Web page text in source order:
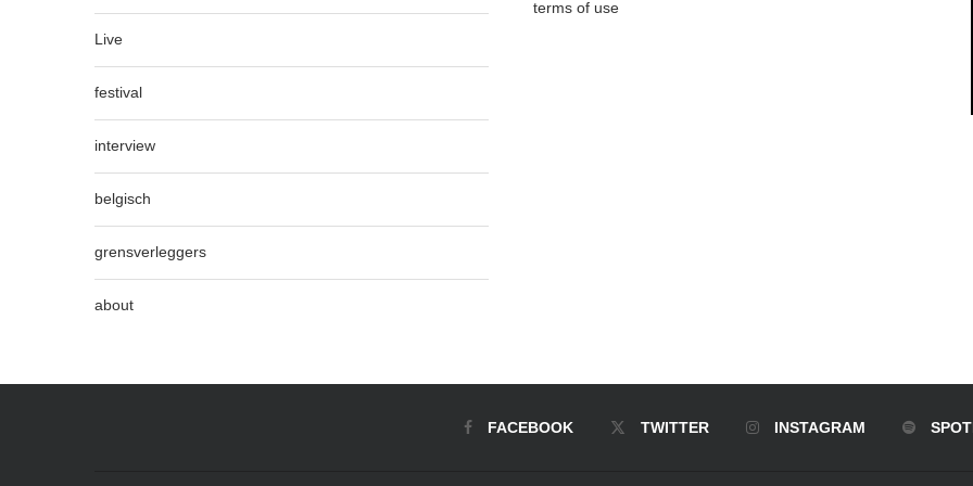
Live
festival
interview
belgisch
grensverleggers
about
terms of use
FACEBOOK TWITTER INSTAGRAM